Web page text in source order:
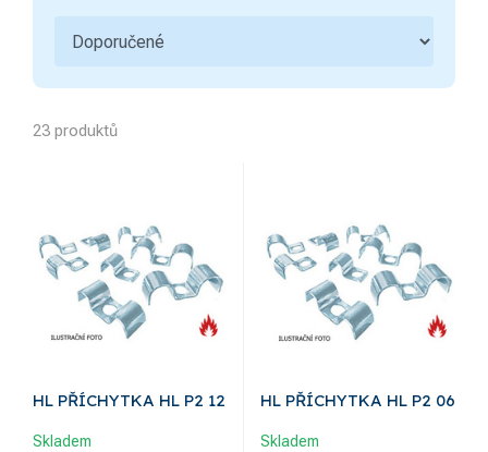
23 produktů
HL PŘÍCHYTKA HL P2 12
Skladem
HL PŘÍCHYTKA HL P2 06
Skladem
Ovládací a signalizační
Sdělovací, zabezpečovací
technika a zvonky
Kondenzátory
7
Kabelové příslušenství